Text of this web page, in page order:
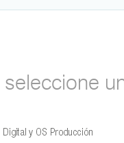
seleccione